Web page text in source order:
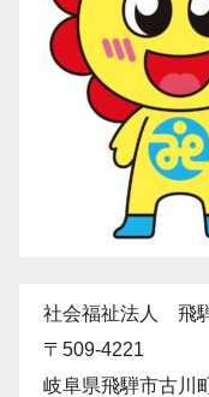
社会福祉法人 飛
〒509-4221
岐阜県飛騨市古川